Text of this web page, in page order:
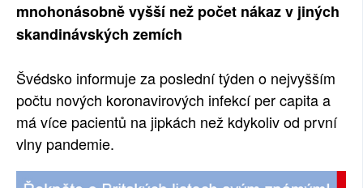
PLNÁ VERZE STRÁNEK
mnohonásobně vyšší než počet nákaz v jiných
skandinávských zemích
Švédsko informuje za poslední týden o nejvyšším
počtu nových koronavirových infekcí per capita a
má více pacientů na jipkách než kdykoliv od první
vlny pandemie.